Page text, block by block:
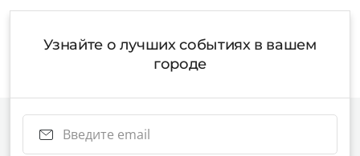
Узнайте о лучших событиях в вашем
городе